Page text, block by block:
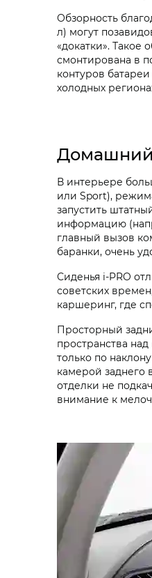
Обзорность
л) могут
«докатки». Такое
смонтирована в
контуров
холодных
В интерьере
или Sport),
запустить
информацию
главный вызов
баранки, очень
Сиденья i‑PRO
советских
каршеринг, где
Просторный
пространства
только по
камерой заднего
отделки не
внимание к